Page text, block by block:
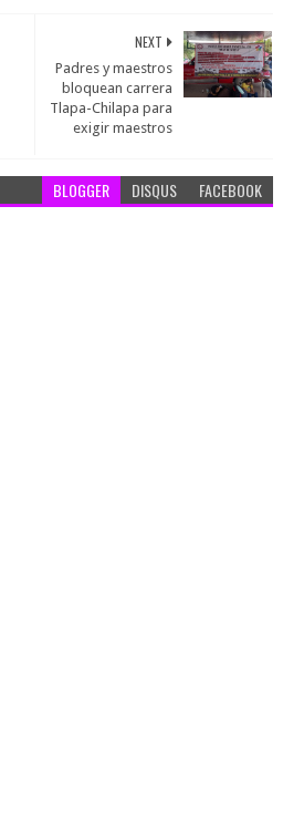
NEXT
Padres y maestros
bloquean carrera
Tlapa-Chilapa para
exigir maestros
BLOGGER DISQUS FACEBOOK